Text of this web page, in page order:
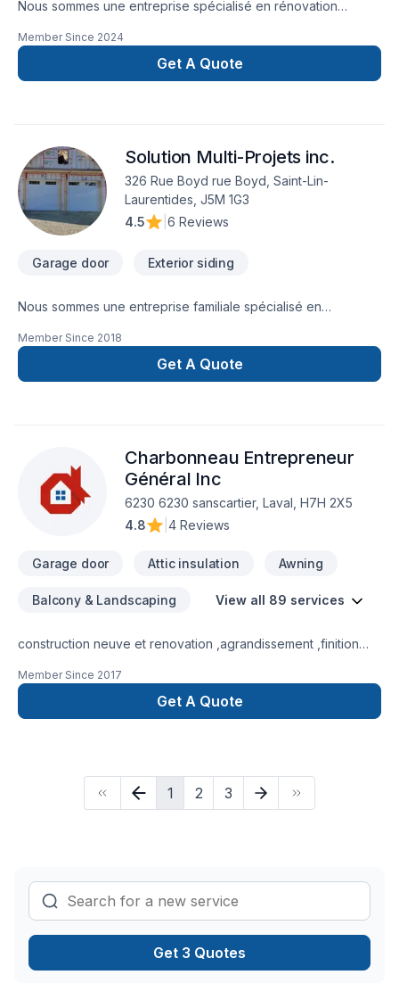
Nous sommes une entreprise spécialisé en rénovation
sur mesure. Nous pouvons vous aider avec le design et le
Member Since 2024
Get A Quote
Solution Multi-Projets inc.
326 Rue Boyd rue Boyd, Saint-Lin-
Laurentides, J5M 1G3
4.5
6 Reviews
Garage door Exterior siding
Nous sommes une entreprise familiale spécialisé en
porte électrique et recouvrement d'aluminium.Avec plus de 15
ans d'expérience dans le domaine, nous seront répondre a
vos besoins.
Member Since 2018
Get A Quote
Charbonneau Entrepreneur
Général Inc
6230 6230 sanscartier, Laval, H7H 2X5
4.8
4 Reviews
Garage door Attic insulation Awning
Balcony & Landscaping View all 89 services
construction neuve et renovation ,agrandissement ,finition
Member Since 2017
Get A Quote
1 2 3
Get 3 Quotes